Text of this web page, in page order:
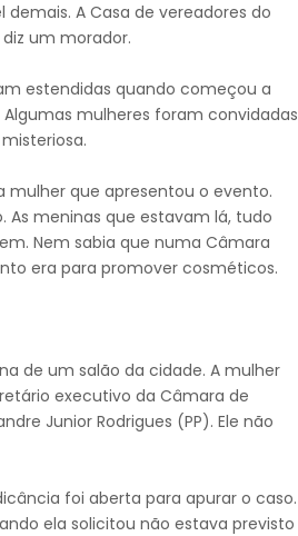
demais. A Casa de vereadores do
um morador.
estendidas quando começou a
mulheres foram convidadas
mulher que apresentou o evento.
As meninas que estavam lá, tudo
Nem sabia que numa Câmara
era para promover cosméticos.
de um salão da cidade. A mulher
executivo da Câmara de
Junior Rodrigues (PP). Ele não
foi aberta para apurar o caso.
ela solicitou não estava previsto